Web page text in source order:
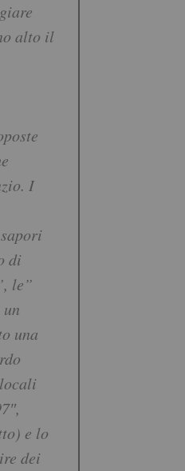
alto il
I
di
le”
una
e lo
dei